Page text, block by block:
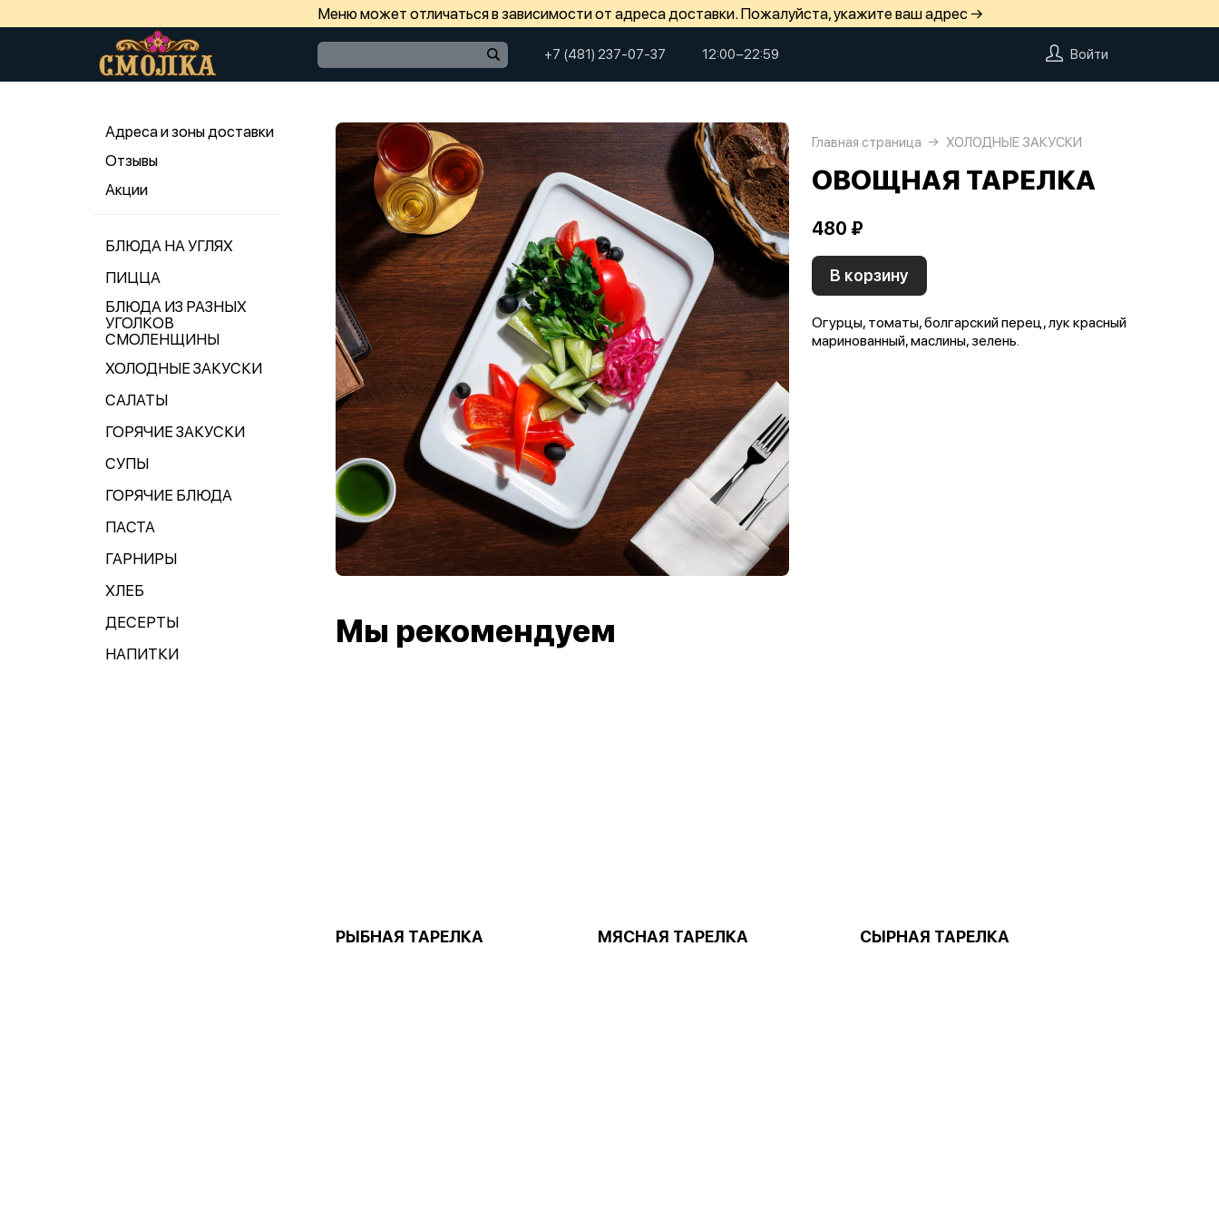
Меню может отличаться в зависимости от адреса доставки. Пожалуйста, укажите ваш адрес →
+7 (481) 237-07-37 12:00−22:59 Войти
Адреса и зоны доставки
Отзывы
Акции
БЛЮДА НА УГЛЯХ
ПИЦЦА
БЛЮДА ИЗ РАЗНЫХ
УГОЛКОВ
СМОЛЕНЩИНЫ
ХОЛОДНЫЕ ЗАКУСКИ
САЛАТЫ
ГОРЯЧИЕ ЗАКУСКИ
СУПЫ
ГОРЯЧИЕ БЛЮДА
ПАСТА
ГАРНИРЫ
ХЛЕБ
ДЕСЕРТЫ
НАПИТКИ
Главная страница ХОЛОДНЫЕ ЗАКУСКИ
ОВОЩНАЯ ТАРЕЛКА
480 ₽
В корзину
Огурцы, томаты, болгарский перец, лук красный
маринованный, маслины, зелень.
Мы рекомендуем
РЫБНАЯ ТАРЕЛКА МЯСНАЯ ТАРЕЛКА СЫРНАЯ ТАРЕЛКА